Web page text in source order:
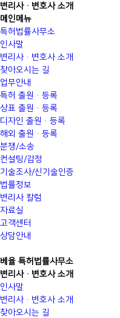
변리사·변호사 소개
메인메뉴
특허법률사무소
인사말
변리사·변호사 소개
찾아오시는 길
업무안내
특허 출원·등록
상표 출원·등록
디자인 출원·등록
해외 출원·등록
분쟁/소송
컨설팅/감정
기술조사/신기술인증
법률정보
변리사 칼럼
자료실
고객센터
상담안내
베율 특허법률사무소
변리사·변호사 소개
인사말
변리사·변호사 소개
찾아오시는 길